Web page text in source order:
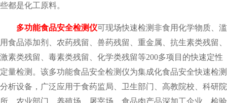
些都是化工原料。
多功能食品安全检测仪可现场快速检测非食用化学物质、滥
用食品添加剂、农药残留、兽药残留、重金属、抗生素类残留、
激素类残留、毒素类残留、化学类残留等200多项目的快速定性
定量检测。该多功能食品安全检测仪为集成化食品安全快速检测
分析设备，广泛应用于食药监局、卫生部门、高教院校、科研院
所、农业部门、养殖场、屠宰场、食品肉产品深加工企业、检验